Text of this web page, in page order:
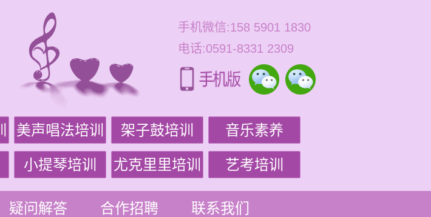
手机微信:158 5901 1830
电话:0591-8331 2309
美声唱法培训 架子鼓培训 音乐素养
小提琴培训 尤克里里培训 艺考培训
疑问解答 合作招聘 联系我们